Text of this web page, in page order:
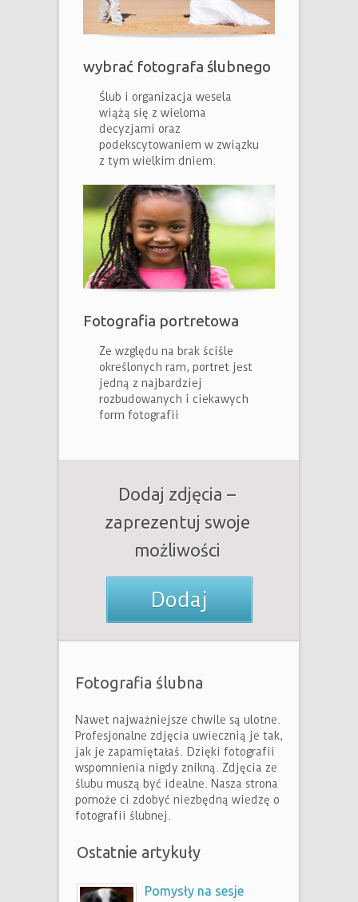
wybrać fotografa ślubnego
Ślub i organizacja wesela
wiążą się z wieloma
decyzjami oraz
podekscytowaniem w związku
z tym wielkim dniem.
Fotografia portretowa
Ze względu na brak ściśle
określonych ram, portret jest
jedną z najbardziej
rozbudowanych i ciekawych
form fotografii
Dodaj zdjęcia –
zaprezentuj swoje
możliwości
Dodaj
Fotografia ślubna
Nawet najważniejsze chwile są ulotne.
Profesjonalne zdjęcia uwiecznią je tak,
jak je zapamiętałaś. Dzięki fotografii
wspomnienia nigdy znikną. Zdjęcia ze
ślubu muszą być idealne. Nasza strona
pomoże ci zdobyć niezbędną wiedzę o
fotografii ślubnej.
Ostatnie artykuły
Pomysły na sesje